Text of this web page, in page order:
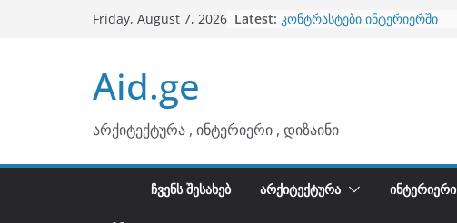
Friday, August 7, 2026 Latest: კონტრასტები ინტერიერში
Aid.ge
არქიტექტურა , ინტერიერი , დიზაინი
ᲩᲕᲔᲜᲡ ᲨᲔᲡᲐᲮᲔᲑ ᲐᲠᲥᲘᲢᲔᲥᲢᲣᲠᲐ ᲘᲜᲢᲔᲠᲘᲔᲠᲘ